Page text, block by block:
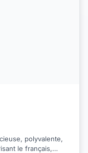
polyvalente,
le français,